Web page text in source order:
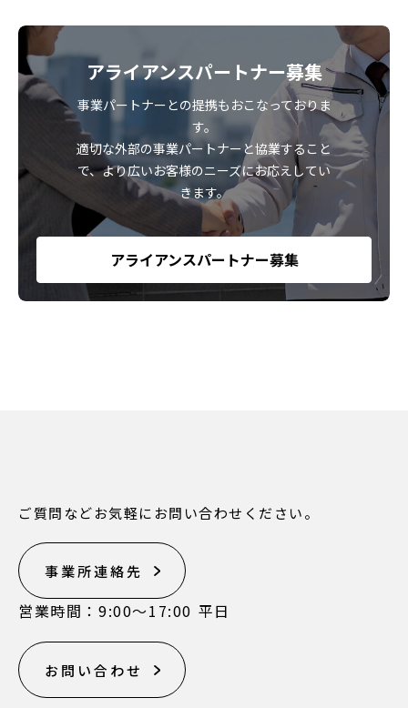
アライアンスパートナー募集
事業パートナーとの提携もおこなっておりま
す。
適切な外部の事業パートナーと協業すること
で、より広いお客様のニーズにお応えしてい
きます。
アライアンスパートナー募集
ご質問などお気軽にお問い合わせください。
事業所連絡先
営業時間：9:00〜17:00 平日
お問い合わせ